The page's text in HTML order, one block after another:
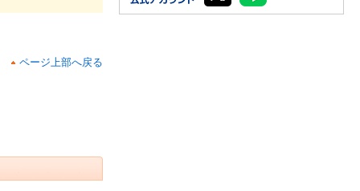
ページ上部へ戻る